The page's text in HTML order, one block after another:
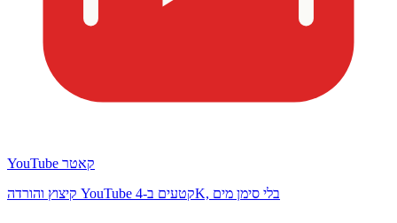
YouTube קאטר
קיצוץ והורדה YouTube קטעים ב-4K, בלי סימן מים